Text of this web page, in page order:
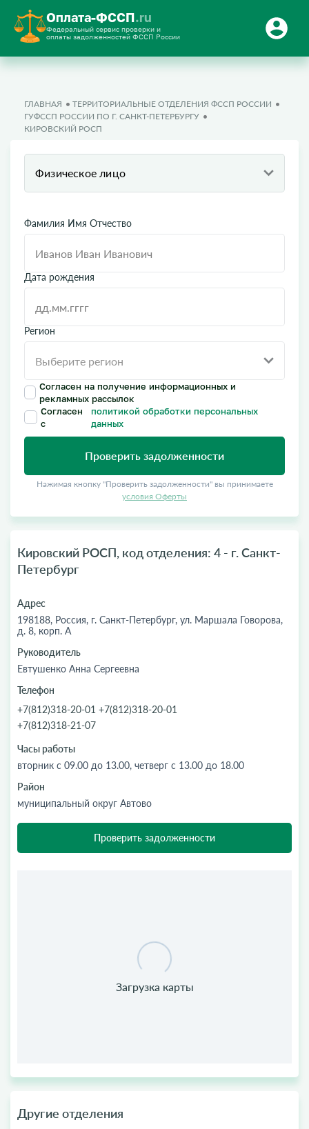
Оплата-ФССП.ru
Федеральный сервис проверки и
оплаты задолженностей ФССП России
ГЛАВНАЯ
ТЕРРИТОРИАЛЬНЫЕ ОТДЕЛЕНИЯ ФССП РОССИИ
ГУФССП РОССИИ ПО Г. САНКТ-ПЕТЕРБУРГУ
КИРОВСКИЙ РОСП
Физическое лицо
Фамилия Имя Отчество
Дата рождения
Регион
Согласен на получение информационных и
рекламных рассылок
Согласен
с
политикой обработки персональных
данных
Проверить задолженности
Нажимая кнопку "Проверить задолженности" вы принимаете
условия Оферты
Кировский РОСП, код отделения: 4 - г. Санкт-
Петербург
Адрес
198188, Россия, г. Санкт-Петербург, ул. Маршала Говорова,
д. 8, корп. А
Руководитель
Евтушенко Анна Сергеевна
Телефон
+7(812)318-20-01 +7(812)318-20-01
+7(812)318-21-07
Часы работы
вторник с 09.00 до 13.00, четверг с 13.00 до 18.00
Район
муниципальный округ Автово
Проверить задолженности
Другие отделения